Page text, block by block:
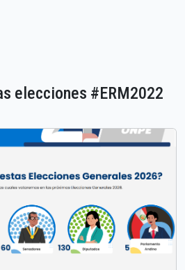
elecciones #ERM2022